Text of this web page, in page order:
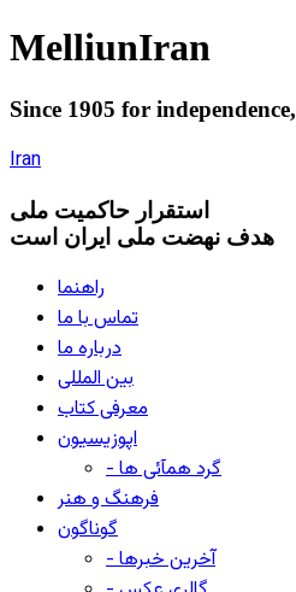
MelliunIran
Since 1905 for independence,
Iran
استقرار حاکميت ملی
هدف نهضت ملی ایران است
راهنما
تماس با ما
درباره ما
بین المللی
معرفی کتاب
اپوزیسیون
- گرد همآئی ها
فرهنگ و هنر
گوناگون
- آخرین خبرها